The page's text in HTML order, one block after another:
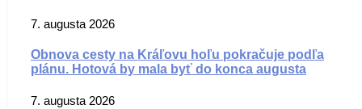
7. augusta 2026
Obnova cesty na Kráľovu hoľu pokračuje podľa
plánu. Hotová by mala byť do konca augusta
7. augusta 2026